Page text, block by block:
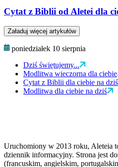
Cytat z Biblii od Aletei dla
Załaduj więcej artykułów
poniedziałek 10 sierpnia
Dziś świętujemy...
Modlitwa wieczorna dla ciebie
Cytat z Biblii dla ciebie na dziś
Modlitwa dla ciebie na dziś
Uruchomiony w 2013 roku, Aleteia
dziennik informacyjny. Strona jest
(francuskim, angielskim,